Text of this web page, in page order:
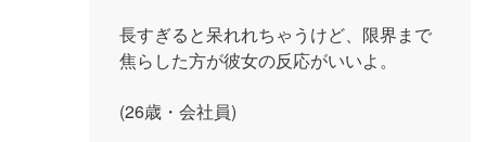
長すぎると呆れれちゃうけど、限界まで
焦らした方が彼女の反応がいいよ。
(26歳・会社員)